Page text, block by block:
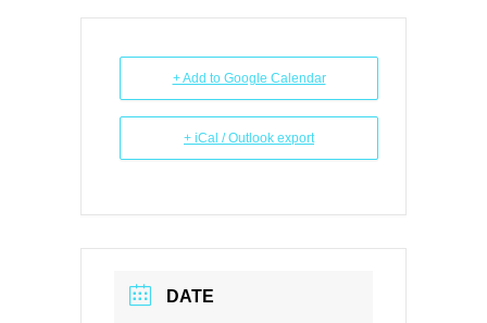
+ Add to Google Calendar
+ iCal / Outlook export
DATE